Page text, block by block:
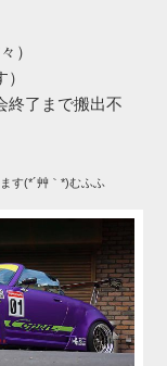
）
終了まで搬出不
す(*´艸｀*)むふふ